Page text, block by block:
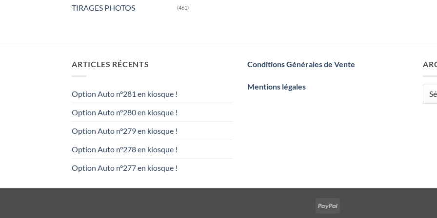
TIRAGES PHOTOS (461)
ARTICLES RÉCENTS
Option Auto n°281 en kiosque !
Option Auto n°280 en kiosque !
Option Auto n°279 en kiosque !
Option Auto n°278 en kiosque !
Option Auto n°277 en kiosque !
Conditions Générales de Vente
Mentions légales
PayPal